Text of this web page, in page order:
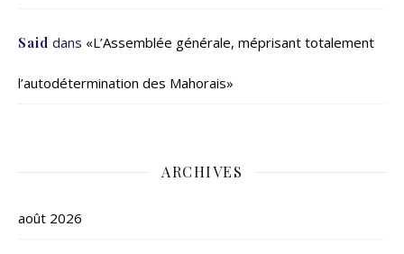
Said dans «L’Assemblée générale, méprisant totalement
l’autodétermination des Mahorais»
ARCHIVES
août 2026